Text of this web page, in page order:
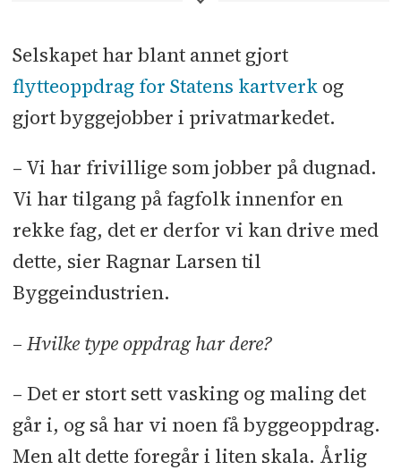
Brunstad Kristelige Menighet (BKM)
– på folkemunne kjent som Smiths
venner – som tjener millionbeløp på
å gjøre næringsoppdrag på dugnad
for både private og offentlige
oppdragsgivere.
Til sammen har aksjeselskapene
omsatt for nesten 120 millioner
kroner i årene fra 2009 og frem til
for bedriftene i femårsperioden er
henholdsvis 25,7 og 17,5 millioner.
Selskapet har blant annet gjort
flytteoppdrag for Statens kartverkog
gjort byggejobber i privatmarkedet.
– Vi har frivillige som jobber på dugnad.
Vi har tilgang på fagfolk innenfor en
rekke fag, det er derfor vi kan drive med
dette, sier Ragnar Larsen til
Byggeindustrien.
– Hvilke type oppdrag har dere?
– Det er stort sett vasking og maling det
går i, og så har vi noen få byggeoppdrag.
Men alt dette foregår i liten skala. Årlig